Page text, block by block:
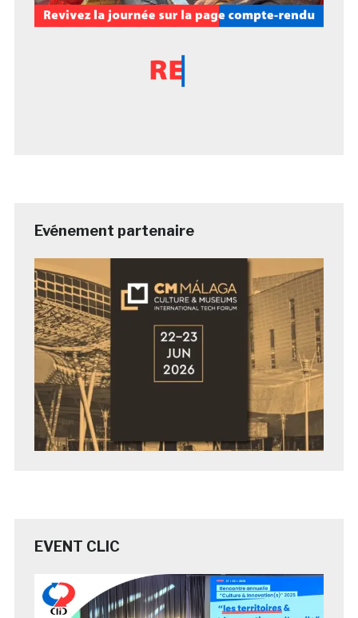
Evénement partenaire
EVENT CLIC